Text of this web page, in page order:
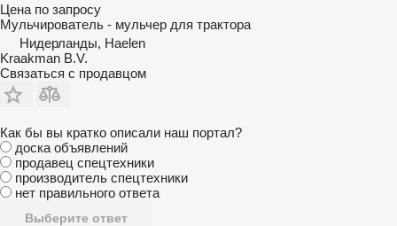
Цена по запросу
Мульчирователь - мульчер для трактора
Нидерланды, Haelen
Kraakman B.V.
Связаться с продавцом
Как бы вы кратко описали наш портал?
доска объявлений
продавец спецтехники
производитель спецтехники
нет правильного ответа
Выберите ответ